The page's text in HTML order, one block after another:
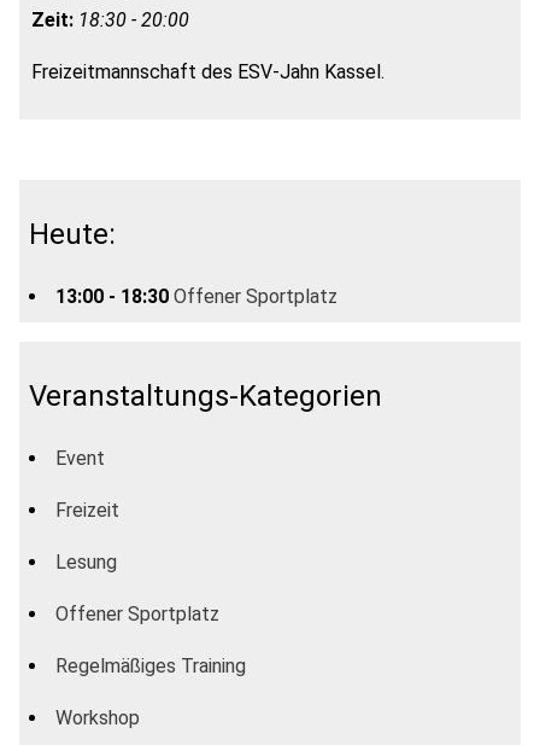
Zeit: 18:30 - 20:00
Freizeitmannschaft des ESV-Jahn Kassel.
Heute:
13:00 - 18:30 Offener Sportplatz
Veranstaltungs-Kategorien
Event
Freizeit
Lesung
Offener Sportplatz
Regelmäßiges Training
Workshop